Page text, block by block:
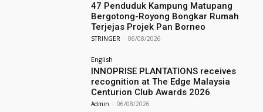
47 Penduduk Kampung Matupang
Bergotong-Royong Bongkar Rumah
Terjejas Projek Pan Borneo
STRINGER - 06/08/2026
English
INNOPRISE PLANTATIONS receives
recognition at The Edge Malaysia
Centurion Club Awards 2026
Admin - 06/08/2026